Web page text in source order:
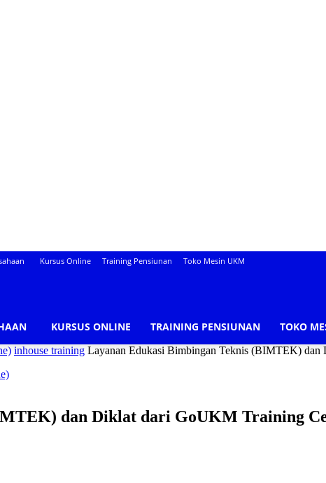
Kursus Online Training Pensiunan Toko Mesin UKM
KURSUS ONLINE TRAINING PENSIUNAN TOKO
inhouse training Layanan Edukasi Bimbingan Teknis (BIMTEK)
dan Diklat dari GoUKM Training